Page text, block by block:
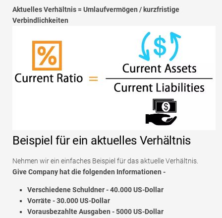
Aktuelles Verhältnis = Umlaufvermögen / kurzfristige
Verbindlichkeiten
Beispiel für ein aktuelles Verhältnis
Nehmen wir ein einfaches Beispiel für das aktuelle Verhältnis.
Give Company hat die folgenden Informationen -
Verschiedene Schuldner - 40.000 US-Dollar
Vorräte - 30.000 US-Dollar
Vorausbezahlte Ausgaben - 5000 US-Dollar